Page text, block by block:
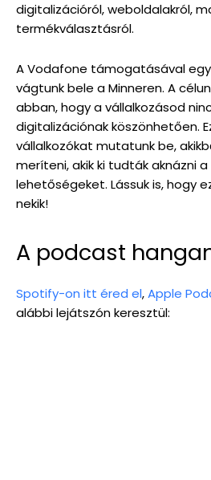
digitalizációról, weboldalakról,
termékválasztásról.
A Vodafone támogatásával
vágtunk bele a Minneren. A
abban, hogy a vállalkozásod
digitalizációnak köszönhetően.
vállalkozókat mutatunk be,
meríteni, akik ki tudták aknázni
lehetőségeket. Lássuk is, hogy
nekik!
A podcast
Spotify-on itt éred el,Apple
alábbi lejátszón keresztül: